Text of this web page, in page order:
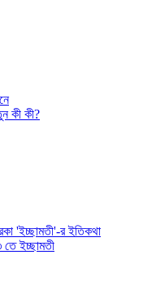
কী কী?
'ইচ্ছামতী'-র ইতিকথা
তে ইচ্ছামতী